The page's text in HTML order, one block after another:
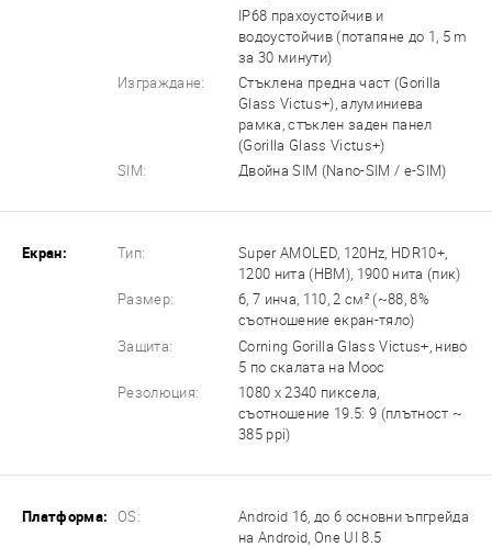
IP68 прахоустойчив и
водоустойчив (потапяне до 1, 5 m
за 30 минути)
Изграждане:
Стъклена предна част (Gorilla
Glass Victus+), алуминиева
рамка, стъклен заден панел
(Gorilla Glass Victus+)
SIM:
Двойна SIM (Nano-SIM / e-SIM)
Екран: Тип:
Super AMOLED, 120Hz, HDR10+,
1200 нита (HBM), 1900 нита (пик)
Размер:
6, 7 инча, 110, 2 см² (~88, 8%
съотношение екран-тяло)
Защита:
Corning Gorilla Glass Victus+, ниво
5 по скалата на Моос
Резолюция:
1080 x 2340 пиксела,
съотношение 19.5: 9 (плътност ~
385 ppi)
Платформа: OS:
Android 16, до 6 основни ъпгрейда
на Android, One UI 8.5